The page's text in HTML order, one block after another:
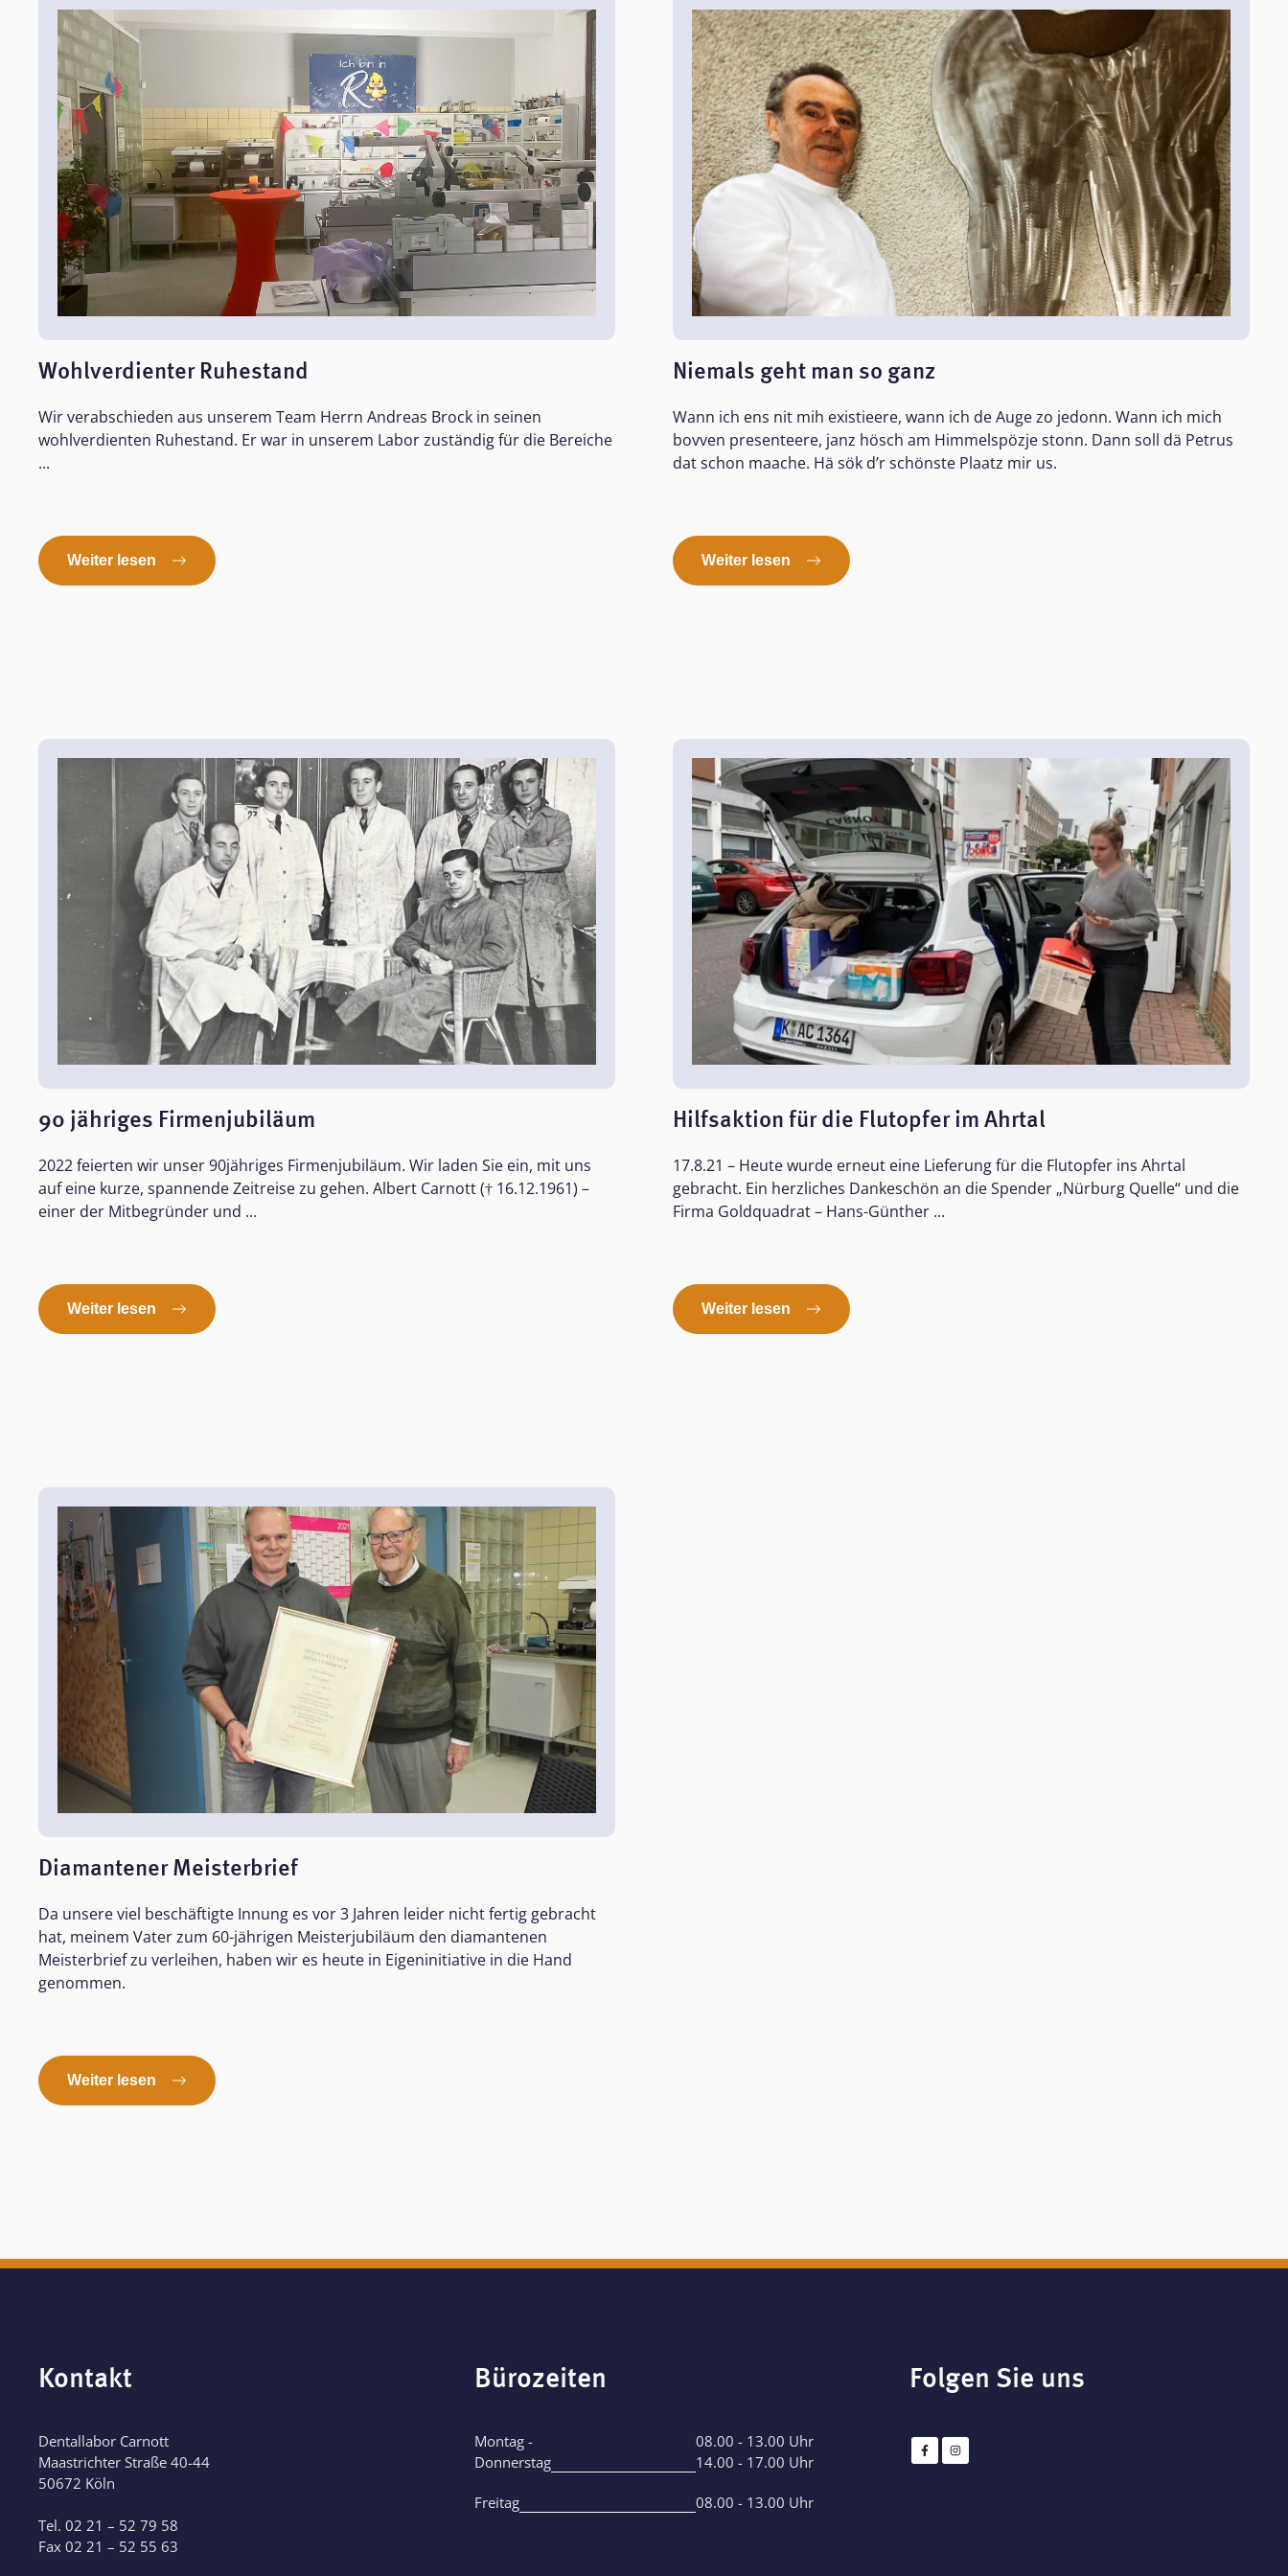
Wohlverdienter Ruhestand
Wir verabschieden aus unserem Team Herrn Andreas Brock in seinen
wohlverdienten Ruhestand. Er war in unserem Labor zuständig für die Bereiche
...
Weiter lesen
Niemals geht man so ganz
Wann ich ens nit mih existieere, wann ich de Auge zo jedonn. Wann ich mich
bovven presenteere, janz hösch am Himmelspözje stonn. Dann soll dä Petrus
dat schon maache. Hä sök d’r schönste Plaatz mir us.
Weiter lesen
90 jähriges Firmenjubiläum
2022 feierten wir unser 90jähriges Firmenjubiläum. Wir laden Sie ein, mit uns
auf eine kurze, spannende Zeitreise zu gehen. Albert Carnott († 16.12.1961) –
einer der Mitbegründer und ...
Weiter lesen
Hilfsaktion für die Flutopfer im Ahrtal
17.8.21 – Heute wurde erneut eine Lieferung für die Flutopfer ins Ahrtal
gebracht. Ein herzliches Dankeschön an die Spender „Nürburg Quelle“ und die
Firma Goldquadrat – Hans-Günther ...
Weiter lesen
Diamantener Meisterbrief
Da unsere viel beschäftigte Innung es vor 3 Jahren leider nicht fertig gebracht
hat, meinem Vater zum 60-jährigen Meisterjubiläum den diamantenen
Meisterbrief zu verleihen, haben wir es heute in Eigeninitiative in die Hand
genommen.
Weiter lesen
Kontakt
Dentallabor Carnott
Maastrichter Straße 40-44
50672 Köln
Tel. 02 21 – 52 79 58
Fax 02 21 – 52 55 63
Bürozeiten
Montag -
Donnerstag
08.00 - 13.00 Uhr
14.00 - 17.00 Uhr
Freitag 08.00 - 13.00 Uhr
Folgen Sie uns